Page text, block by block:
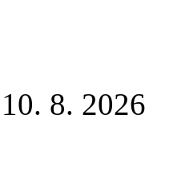
8. 2026